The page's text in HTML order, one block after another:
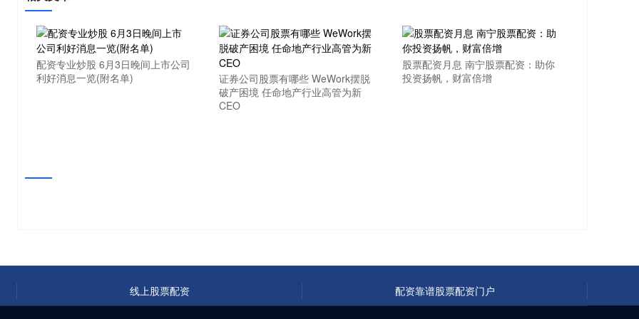
配资专业炒股 6月3日晚间上市公司
利好消息一览(附名单)
证券公司股票有哪些 WeWork摆脱
破产困境 任命地产行业高管为新
CEO
股票配资月息 南宁股票配资：助你
投资扬帆，财富倍增
线上股票配资 配资靠谱股票配资门户